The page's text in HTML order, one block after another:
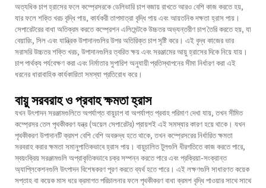
অত্যধিক চাপ হ্রাসের ফলে কম্প্রেসরকে ডেলিভারি চাপ বজায় রাখতে আরও বেশি কাজ করতে হয়,
যার ফলে শক্তি খরচ বৃদ্ধি পায়, কার্যকরী তাপমাত্রা বৃদ্ধি পায় এবং আয়তনিক দক্ষতা হ্রাস পায়।
সেপারেটরের বাধা অতিক্রম করতে কম্প্রেশন এলিমেন্টকে উচ্চতর অভ্যন্তরীণ চাপ তৈরি করতে হয়, যা
বেয়ারিং, সিল এবং যান্ত্রিক উপাদানগুলির উপর অতিরিক্ত চাপ সৃষ্টি করে। এই বৃদ্ধ কাজের ভার
সরাসরি উচ্চতর শক্তি খরচ, উপাদানগুলির ত্বরিত ক্ষয় এবং সরঞ্জামের আয়ু হ্রাসের দিকে নিয়ে যায়।
চাপ পার্থক্য পর্যবেক্ষণ করা এবং নির্মাতার সুপারিশ অনুযায়ী প্রতিস্থাপনের সীমা নির্ধারণ করা এই
ধরনের ধারাবাহিক কার্যকারিতা সমস্যা প্রতিরোধ করে।
বায়ু সরবরাহ ও প্রবাহ ক্ষমতা হ্রাস
যখন উৎপাদন সরঞ্জামগুলিতে অপর্যাপ্ত বায়ুচাপ বা অপর্যাপ্ত প্রবাহ পরিমাণ দেখা যায়, তখন সীমিত
কম্প্রেসর তেল পৃথকীকরণ যন্ত্র (অয়েল সেপারেটর) প্রায়শই এই সমস্যার কারণ হয়ে থাকে। যখন
পৃথকীকরণ উপাদানটি ক্রমশ বেশি বেশি অবরুদ্ধ হতে থাকে, তখন কম্প্রেসরের নির্ধারিত ক্ষমতা
সরবরাহ করার ক্ষমতা সমানুপাতিকভাবে হ্রাস পায়। বায়ুচালিত টুলগুলি ধীরগতিতে কাজ করতে পারে,
স্বয়ংক্রিয় সরঞ্জামগুলি অপ্রাকৃতিকভাবে চক্র সম্পন্ন করতে পারে এবং প্রক্রিয়া-সংক্রান্ত
অ্যাপ্লিকেশনগুলি উৎপাদন বিশেষকরণ পূরণ করতে ব্যর্থ হতে পারে। এই লক্ষণগুলি সাধারণত কয়েক
সপ্তাহ বা কয়েক মাস ধরে ক্রমাগত পরিচালনার ফলে পৃথকীকরণ বাধা ক্রমশ বৃদ্ধি পাওয়ার সাথে সাথে